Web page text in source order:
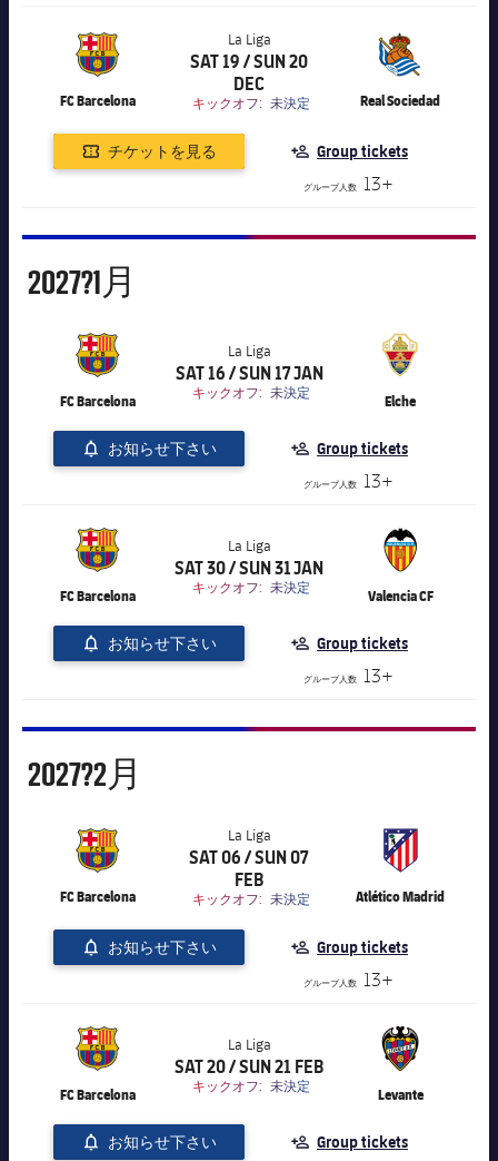
FC Barcelona
label.competition.name.21
La Liga
SAT 19 / SUN 20
DEC
キックオフ: 未決定 Real Sociedad
label.aria.chevronright
チケットを見る Group tickets
グループ人数 13+
1月
2027?1月
FC Barcelona
label.competition.name.21
La Liga
SAT 16 / SUN 17 JAN
キックオフ: 未決定 Elche
label.aria.chevronright
お知らせ下さい Group tickets
グループ人数 13+
FC Barcelona
label.competition.name.21
La Liga
SAT 30 / SUN 31 JAN
キックオフ: 未決定 Valencia CF
label.aria.chevronright
お知らせ下さい Group tickets
グループ人数 13+
2月
2027?2月
FC Barcelona
label.competition.name.21
La Liga
SAT 06 / SUN 07
FEB
キックオフ: 未決定 Atlético Madrid
label.aria.chevronright
お知らせ下さい Group tickets
グループ人数 13+
FC Barcelona
label.competition.name.21
La Liga
SAT 20 / SUN 21 FEB
キックオフ: 未決定 Levante
label.aria.chevronright
お知らせ下さい Group tickets